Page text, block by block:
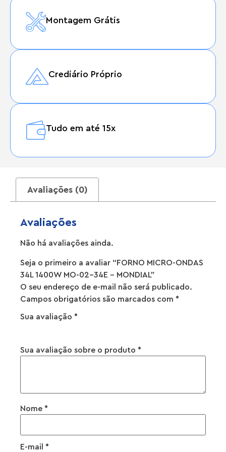
Montagem Grátis
Crediário Próprio
Tudo em até 15x
Avaliações (0)
Avaliações
Não há avaliações ainda.
Seja o primeiro a avaliar “FORNO MICRO-ONDAS
34L 1400W MO-02-34E – MONDIAL”
O seu endereço de e-mail não será publicado.
Campos obrigatórios são marcados com *
Sua avaliação *
Sua avaliação sobre o produto *
Nome *
E-mail *